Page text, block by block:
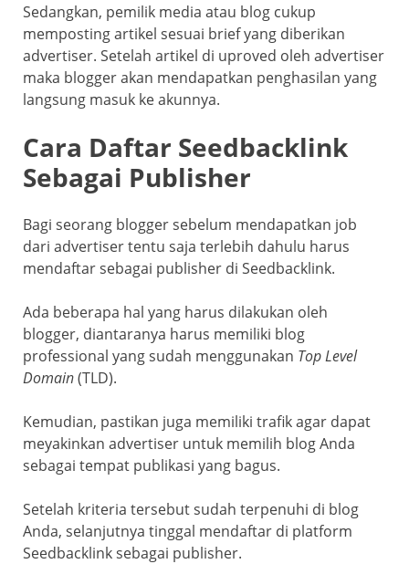
Sedangkan, pemilik media atau blog cukup
memposting artikel sesuai brief yang diberikan
advertiser. Setelah artikel di uproved oleh advertiser
maka blogger akan mendapatkan penghasilan yang
langsung masuk ke akunnya.
Cara Daftar Seedbacklink
Sebagai Publisher
Bagi seorang blogger sebelum mendapatkan job
dari advertiser tentu saja terlebih dahulu harus
mendaftar sebagai publisher di Seedbacklink.
Ada beberapa hal yang harus dilakukan oleh
blogger, diantaranya harus memiliki blog
professional yang sudah menggunakan Top Level
Domain(TLD).
Kemudian, pastikan juga memiliki trafik agar dapat
meyakinkan advertiser untuk memilih blog Anda
sebagai tempat publikasi yang bagus.
Setelah kriteria tersebut sudah terpenuhi di blog
Anda, selanjutnya tinggal mendaftar di platform
Seedbacklink sebagai publisher.